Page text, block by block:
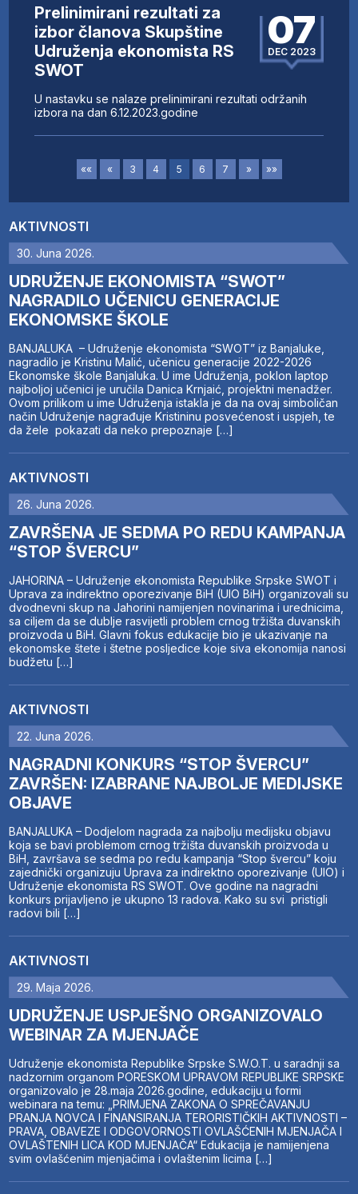
AKTIVNOSTI
30. Juna 2026.
UDRUŽENJE EKONOMISTA “SWOT”
NAGRADILO UČENICU GENERACIJE
EKONOMSKE ŠKOLE
BANJALUKA – Udruženje ekonomista “SWOT” iz Banjaluke,
nagradilo je Kristinu Malić, učenicu generacije 2022-2026
Ekonomske škole Banjaluka. U ime Udruženja, poklon laptop
najboljoj učenici je uručila Danica Krnjaić, projektni menadžer.
Ovom prilikom u ime Udruženja istakla je da na ovaj simboličan
način Udruženje nagrađuje Kristininu posvećenost i uspjeh, te
da žele pokazati da neko prepoznaje […]
AKTIVNOSTI
26. Juna 2026.
ZAVRŠENA JE SEDMA PO REDU KAMPANJA
“STOP ŠVERCU”
JAHORINA – Udruženje ekonomista Republike Srpske SWOT i
Uprava za indirektno oporezivanje BiH (UIO BiH) organizovali su
dvodnevni skup na Jahorini namijenjen novinarima i urednicima,
sa ciljem da se dublje rasvijetli problem crnog tržišta duvanskih
proizvoda u BiH. Glavni fokus edukacije bio je ukazivanje na
ekonomske štete i štetne posljedice koje siva ekonomija nanosi
budžetu […]
AKTIVNOSTI
22. Juna 2026.
NAGRADNI KONKURS “STOP ŠVERCU”
ZAVRŠEN: IZABRANE NAJBOLJE MEDIJSKE
OBJAVE
BANJALUKA – Dodjelom nagrada za najbolju medijsku objavu
koja se bavi problemom crnog tržišta duvanskih proizvoda u
BiH, završava se sedma po redu kampanja “Stop švercu” koju
zajednički organizuju Uprava za indirektno oporezivanje (UIO) i
Udruženje ekonomista RS SWOT. Ove godine na nagradni
konkurs prijavljeno je ukupno 13 radova. Kako su svi pristigli
radovi bili […]
AKTIVNOSTI
29. Maja 2026.
UDRUŽENJE USPJEŠNO ORGANIZOVALO
WEBINAR ZA MJENJAČE
Udruženje ekonomista Republike Srpske S.W.O.T. u saradnji sa
nadzornim organom PORESKOM UPRAVOM REPUBLIKE SRPSKE
organizovalo je 28.maja 2026.godine, edukaciju u formi
webinara na temu: „PRIMJENA ZAKONA O SPREČAVANJU
PRANJA NOVCA I FINANSIRANJA TERORISTIČKIH AKTIVNOSTI –
PRAVA, OBAVEZE I ODGOVORNOSTI OVLAŠĆENIH MJENJAČA I
OVLAŠTENIH LICA KOD MJENJAČA“ Edukacija je namijenjena
svim ovlašćenim mjenjačima i ovlaštenim licima […]
Prelinimirani rezultati za
izbor članova Skupštine
Udruženja ekonomista RS
SWOT
07
DEC 2023
U nastavku se nalaze prelinimirani rezultati održanih
izbora na dan 6.12.2023.godine
«« « 3 4 5 6 7 » »»